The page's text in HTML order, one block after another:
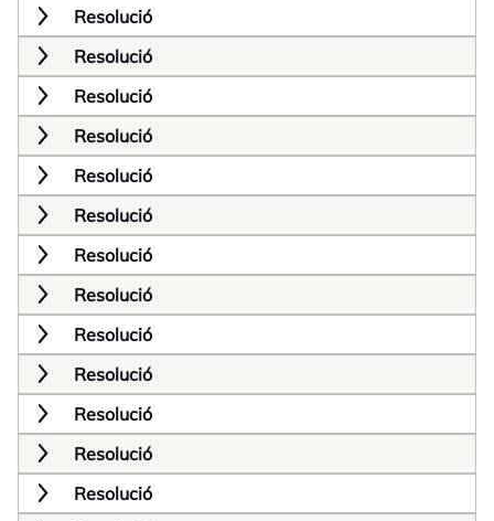
Resolució
Resolució
Resolució
Resolució
Resolució
Resolució
Resolució
Resolució
Resolució
Resolució
Resolució
Resolució
Resolució